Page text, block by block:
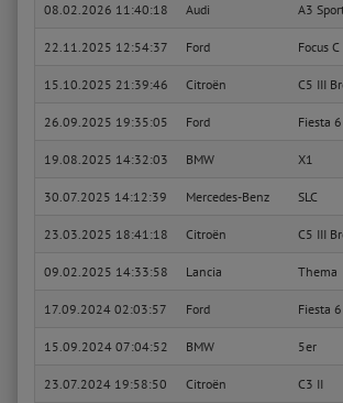
08.02.2026 11:40:18 Audi A3
22.11.2025 12:54:37 Ford Focus C
15.10.2025 21:39:46 Citroën C5 III
26.09.2025 19:35:05 Ford Fiesta 6
19.08.2025 14:32:03 BMW X1
30.07.2025 14:12:39 Mercedes-Benz SLC
23.03.2025 18:41:18 Citroën C5 III
09.02.2025 14:33:58 Lancia Thema
17.09.2024 02:03:57 Ford Fiesta 6
15.09.2024 07:04:52 BMW 5er
23.07.2024 19:58:50 Citroën C3 II